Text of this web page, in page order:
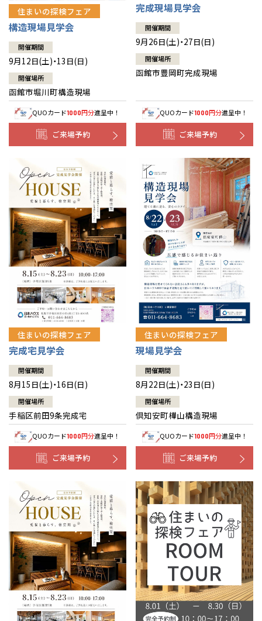
住まいの探検フェア
構造現場見学会
開催期間
9月12日(土)・13日(日)
開催場所
函館市堀川町構造現場
QUOカード1000円分進呈中！
ご来場予約
完成現場見学会
開催期間
9月26日(土)・27日(日)
開催場所
函館市豊岡町完成現場
QUOカード1000円分進呈中！
ご来場予約
住まいの探検フェア
完成宅見学会
開催期間
8月15日(土)・16日(日)
開催場所
手稲区前田9条完成宅
QUOカード1000円分進呈中！
ご来場予約
住まいの探検フェア
現場見学会
開催期間
8月22日(土)・23日(日)
開催場所
倶知安町樺山構造現場
QUOカード1000円分進呈中！
ご来場予約
全国の展示場
北海道
札幌
東北
お近くのイベント
北海道
札幌
札幌
小樽
東北